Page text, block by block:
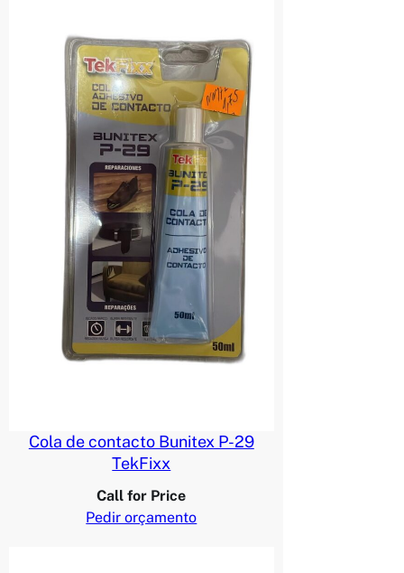
Cola de contacto Bunitex P-29
TekFixx
Call for Price
Pedir orçamento